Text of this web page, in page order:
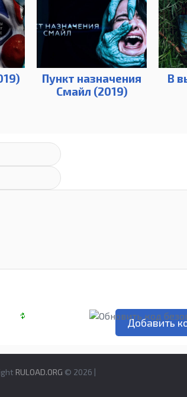
Пункт назначения
Смайл (2019)
В
RULOAD.ORG © 2026 |